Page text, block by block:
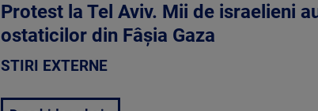
Protest la Tel Aviv. Mii de israelieni
ostaticilor din Fâşia Gaza
STIRI EXTERNE